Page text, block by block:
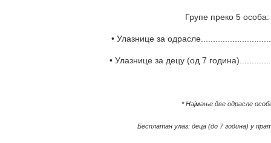
Групе преко 5 особа:
• Улазнице за
• Улазнице за децу (од 7
* Најмање две одрасле
Бесплатан улаз: деца (до 7 година) у